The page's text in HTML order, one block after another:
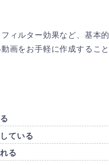
ィルター効果など、基本
画をお手軽に作成すること
ている
る